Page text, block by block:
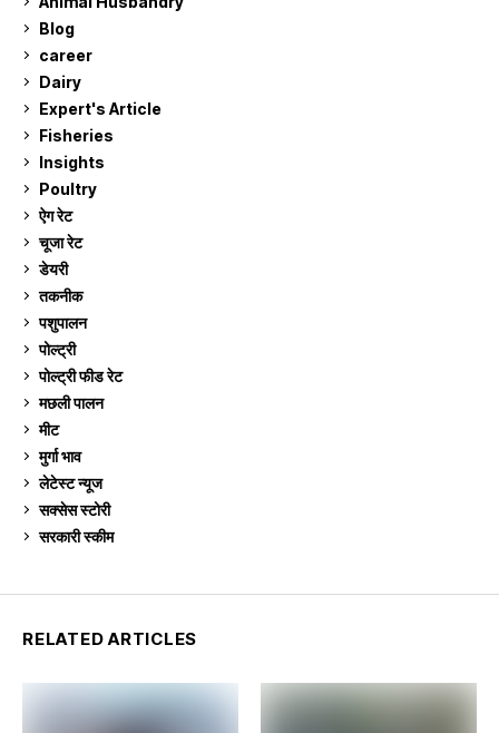
Blog
career
Dairy
Expert's Article
Fisheries
Insights
Poultry
ऐग रेट
चूजा रेट
डेयरी
तकनीक
पशुपालन
पोल्ट्री
पोल्ट्री फीड रेट
मछली पालन
मीट
मुर्गा भाव
लेटेस्ट न्यूज
सक्सेस स्टो‍री
सरकारी स्की‍म
RELATED ARTICLES